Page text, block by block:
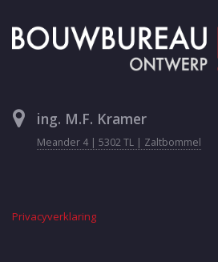
ing. M.F. Kramer
Meander 4 | 5302 TL | Zaltbommel
Privacyverklaring